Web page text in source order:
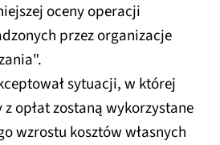
oceny operacji
przez organizacje
sytuacji, w której
opłat zostaną wykorzystane
wzrostu kosztów własnych